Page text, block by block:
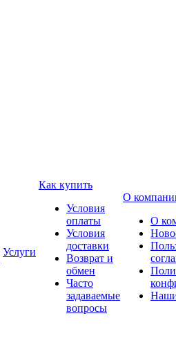
Услуги
Как купить
Условия
оплаты
Условия
доставки
Возврат и
обмен
Часто
задаваемые
вопросы
О
О